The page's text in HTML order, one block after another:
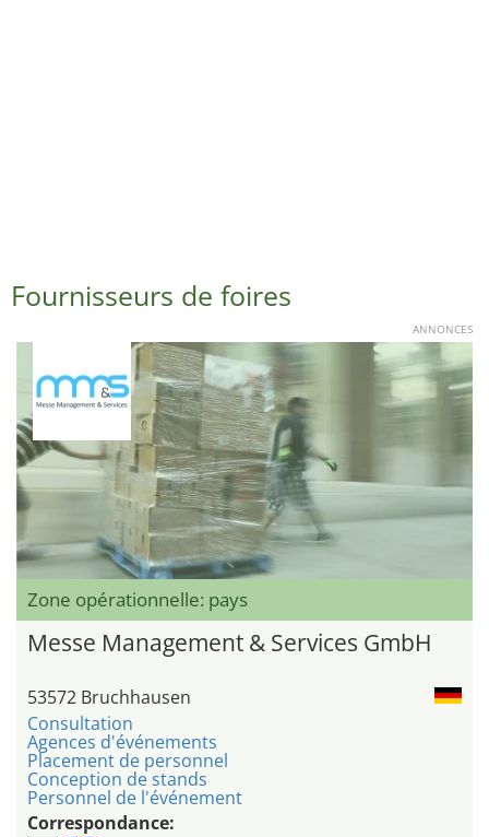
Fournisseurs de foires
ANNONCES
Zone opérationnelle: pays
Messe Management & Services GmbH
53572 Bruchhausen
Consultation
Agences d'événements
Placement de personnel
Conception de stands
Personnel de l'événement
Correspondance: